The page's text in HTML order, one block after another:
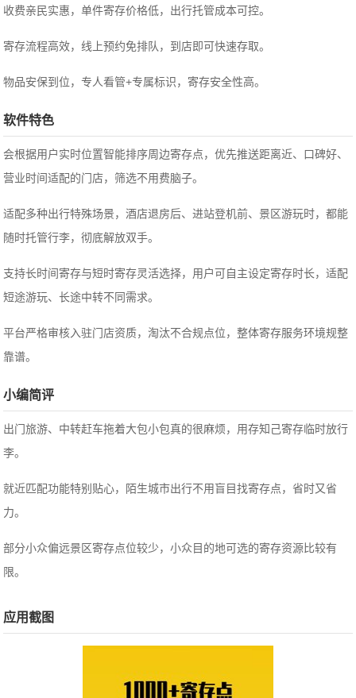
收费亲民实惠，单件寄存价格低，出行托管成本可控。
寄存流程高效，线上预约免排队，到店即可快速存取。
物品安保到位，专人看管+专属标识，寄存安全性高。
软件特色
会根据用户实时位置智能排序周边寄存点，优先推送距离近、口碑好、
营业时间适配的门店，筛选不用费脑子。
适配多种出行特殊场景，酒店退房后、进站登机前、景区游玩时，都能
随时托管行李，彻底解放双手。
支持长时间寄存与短时寄存灵活选择，用户可自主设定寄存时长，适配
短途游玩、长途中转不同需求。
平台严格审核入驻门店资质，淘汰不合规点位，整体寄存服务环境规整
靠谱。
小编简评
出门旅游、中转赶车拖着大包小包真的很麻烦，用存知己寄存临时放行
李。
就近匹配功能特别贴心，陌生城市出行不用盲目找寄存点，省时又省
力。
部分小众偏远景区寄存点位较少，小众目的地可选的寄存资源比较有
限。
应用截图